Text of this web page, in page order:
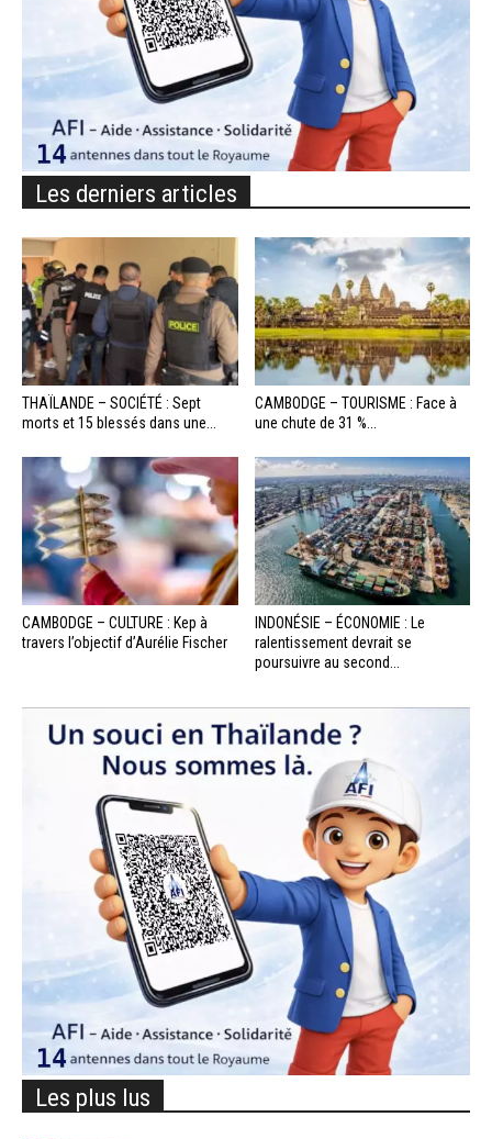
Les derniers articles
THAÏLANDE – SOCIÉTÉ : Sept
morts et 15 blessés dans une...
CAMBODGE – TOURISME : Face à
une chute de 31 %...
CAMBODGE – CULTURE : Kep à
travers l’objectif d’Aurélie Fischer
INDONÉSIE – ÉCONOMIE : Le
ralentissement devrait se
poursuivre au second...
Les plus lus